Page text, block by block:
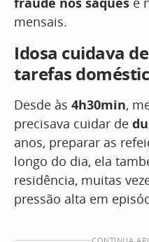
mensais.
Idosa cuidava
tarefas
Desde às 4h30min,
precisava cuidar de
anos, preparar as
longo do dia, ela
residência, muitas
pressão alta em